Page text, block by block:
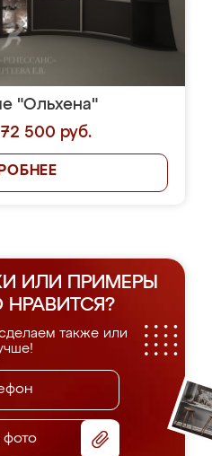
"Ольхена"
500 руб.
ИЛИ ПРИМЕРЫ
НРАВИТСЯ?
также или
фото